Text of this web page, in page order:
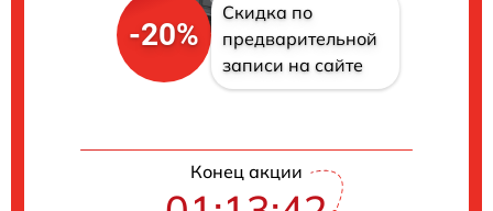
-20%
Скидка по
предварительной
записи на сайте
Конец акции